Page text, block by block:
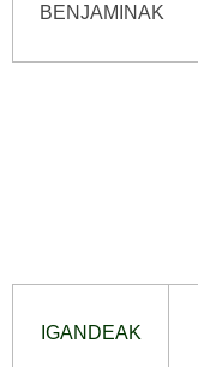
BENJAMINAK
IGANDEAK